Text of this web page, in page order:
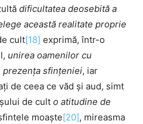
dificultatea deosebită a
această realitate proprie
cult[18] exprimă, într-o
unirea oamenilor cu
prezența sfințeniei, iar
de ceea ce văd și aud, simt
de cult o atitudine de
moaște[20], mireasma